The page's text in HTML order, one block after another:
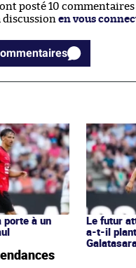
posté 10
discussion en vous
les 10 commentaires
porte à un
Le futur
a-t-il